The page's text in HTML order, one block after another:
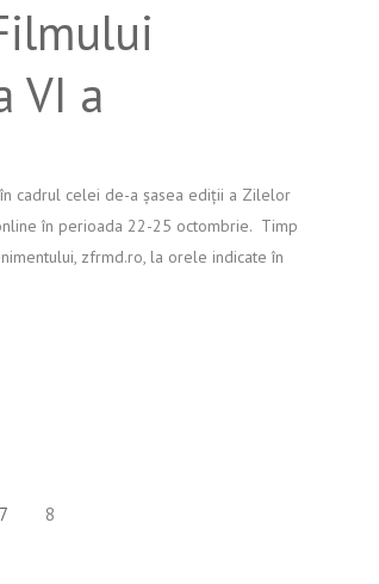
VI a
cadrul celei de-a șasea ediții a Zilelor
în perioada 22-25 octombrie. Timp
zfrmd.ro, la orele indicate în
7 8